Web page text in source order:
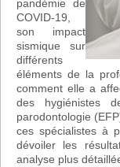
pandémie de
COVID-19,
son impact
sismique sur
différents
éléments de la
comment elle a
des hygiénistes
parodontologie
ces spécialistes à
dévoiler les
analyse plus